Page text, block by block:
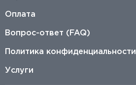
Оплата
Вопрос-ответ (FAQ)
Политика конфиденциальности
Услуги